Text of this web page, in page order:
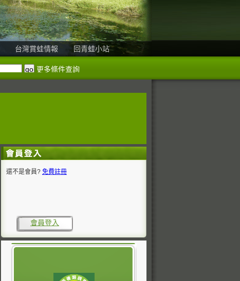
台灣賞蛙情報 回青蛙小站
更多條件查詢
會員登入
還不是會員? 免費註冊